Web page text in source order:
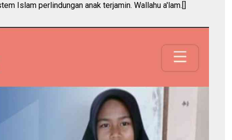
Islam perlindungan anak terjamin. Wallahu a'lam.[]